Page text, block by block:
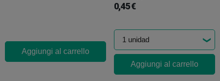
Aggiungi al carrello
0,45 €
Aggiungi al carrello